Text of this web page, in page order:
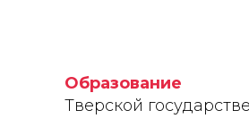
Образование
Тверской